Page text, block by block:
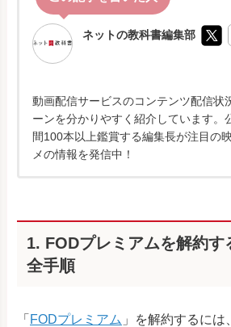
ネットの教科書編集部
動画配信サービスのコンテンツ配信状
ーンを分かりやすく紹介しています。
間100本以上鑑賞する編集長が注目の
メの情報を発信中！
1. FODプレミアムを解約す
全手順
「 FODプレミアム 」を解約するに